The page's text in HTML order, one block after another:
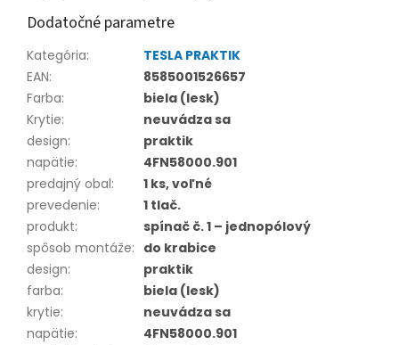
Dodatočné parametre
Kategória:
TESLA PRAKTIK
EAN:
8585001526657
Farba:
biela (lesk)
Krytie:
neuvádza sa
design:
praktik
napätie:
4FN58000.901
predajný obal:
1 ks, voľné
prevedenie:
1 tlač.
produkt:
spínač č. 1 – jednopólový
spôsob montáže: do krabice
design:
praktik
farba:
biela (lesk)
krytie:
neuvádza sa
napätie:
4FN58000.901